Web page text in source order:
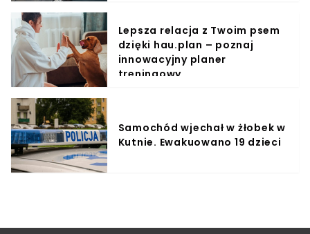
Lepsza relacja z Twoim psem
dzięki hau.plan – poznaj
innowacyjny planer
treningowy
Samochód wjechał w żłobek w
Kutnie. Ewakuowano 19 dzieci